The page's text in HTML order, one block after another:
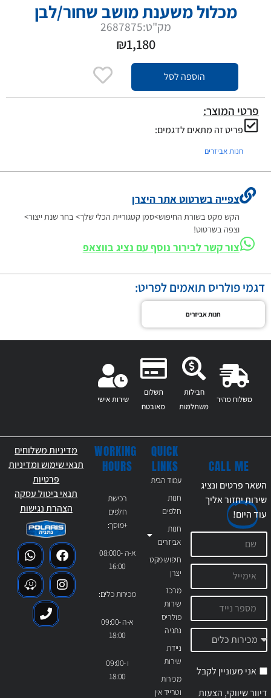
מכלול משענת מושב שחור/לבן
מק"ט:2687875
₪1,180
הוספה לסל
פרטי המוצר:
פריט זה מתאים לדגמים:
חנות אביזרים
צפייה בשרטוט אתר היצרן
הקש מקט בשורת החיפוש>סמן קטגוריית הכלי שלך> בחר שנת ייצור>
וצפה בשרטוט!
צור קשר לבירור נוסף עם נציג בווצאפ
דגמי פולריס תואמים לפריט:
חנות אביזרים
משלוח מהיר
חבילות
משתלמות
תשלום
מאובטח
שירות אישי
QUICK
LINKS
עמוד הבית
חנות
חלפים
חנות
אביזרים
חיפוש מקט
יצרן
מרכז
שירות
פולריס
נתניה
ניידת
שירות
מכירות
וטרייד אין
WORKING
HOURS
רכישת
חלפים
+מוסך:
א-ה 08:000-
16:00
מכירות כלים:
א-ה 09:00-
18:00
ו 09:00-
18:00
CALL ME
השאר פרטים ונציג
שירות יחזור אליך
עודהיום!
אני מעוניין לקבל
דיוור שיווקי, הצעות
מדיניות משלוחים
תנאי שימוש ומדיניות
פרטיות
תנאי ביטול עסקה
הצהרת נגישות